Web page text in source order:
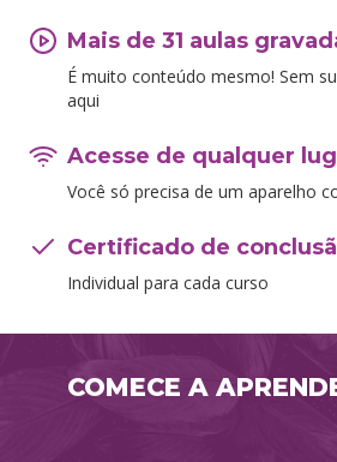
Mais de 31 aulas
É muito conteúdo mesmo! Sem
aqui
Acesse de qualquer
Você só precisa de um aparelho
Certificado de
Individual para cada curso
COMECE A